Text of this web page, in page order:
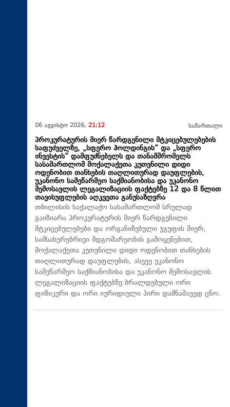
06 აგვისტო 2026, 21:12 სამართალი
პროკურატურის მიერ წარდგენილი მტკიცებულებების
საფუძველზე, „სფერო ჰოლდინგის“ და „სფერო
ინვესტის“ დამფუძნებელს და თანამშრომელს
სასამართლომ მოქალაქეთა კუთვნილი დიდი
ოდენობით თანხების თაღლითურად დაუფლების,
უკანონო სამეწარმეო საქმიანობისა და უკანონო
შემოსავლის ლეგალიზაციის ფაქტებზე 12 და 8 წლით
თავისუფლების აღკვეთა განუსაზღვრა
თბილისის საქალაქო სასამართლომ სრულად
გაიზიარა პროკურატურის მიერ წარდგენილი
მტკიცებულებები და ორგანიზებული ჯგუფის მიერ,
სამსახურებრივი მდგომარეობის გამოყენებით,
მოქალაქეთა კუთვნილი დიდი ოდენობით თანხების
თაღლითურად დაუფლების, ასევე უკანონო
სამეწარმეო საქმიანობისა და უკანონო შემოსავლის
ლეგალიზაციის ფაქტებზე ბრალდებული ორი
ფიზიკური და ორი იურიდიული პირი დამნაშავედ ცნო.